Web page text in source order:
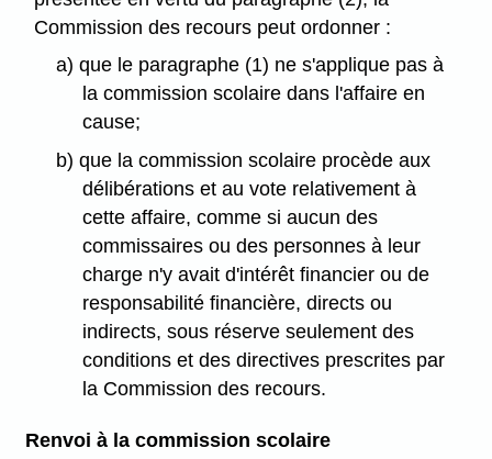
Commission des recours peut ordonner :
a) que le paragraphe (1) ne s'applique pas à
la commission scolaire dans l'affaire en
cause;
b) que la commission scolaire procède aux
délibérations et au vote relativement à
cette affaire, comme si aucun des
commissaires ou des personnes à leur
charge n'y avait d'intérêt financier ou de
responsabilité financière, directs ou
indirects, sous réserve seulement des
conditions et des directives prescrites par
la Commission des recours.
Renvoi à la commission scolaire